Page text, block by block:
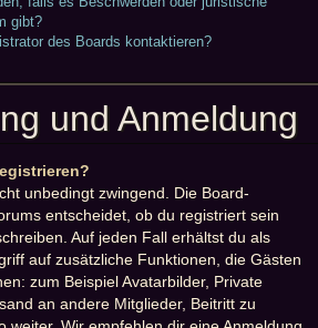
gibt?
des Boards kontaktieren?
und Anmeldung
unbedingt zwingend. Die Board-
entscheidet, ob du registriert sein
Auf jeden Fall erhältst du als
auf zusätzliche Funktionen, die Gästen
zum Beispiel Avatarbilder, Private
an andere Mitglieder, Beitritt zu